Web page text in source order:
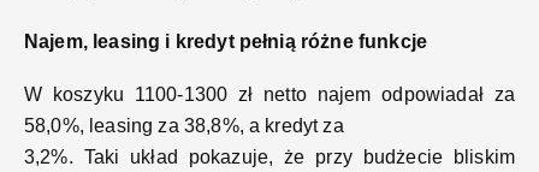
Najem, leasing i kredyt pełnią różne funkcje
W koszyku 1100-1300 zł netto najem odpowiadał za
58,0%, leasing za 38,8%, a kredyt za
3,2%. Taki układ pokazuje, że przy budżecie bliskim